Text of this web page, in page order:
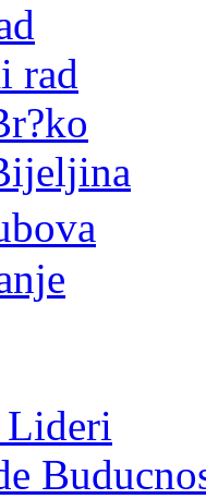
rad